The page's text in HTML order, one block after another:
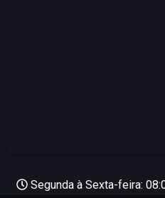
Segunda à Sexta-feira: